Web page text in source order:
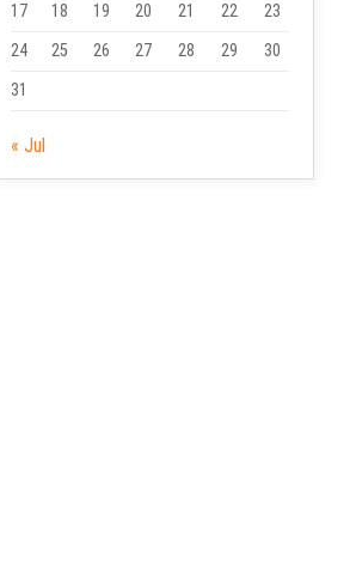
17
18 19 20 21 22
23
24
25 26 27 28 29
30
31
« Jul